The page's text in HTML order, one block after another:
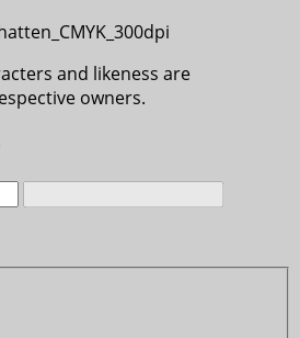
and likeness are
owners.